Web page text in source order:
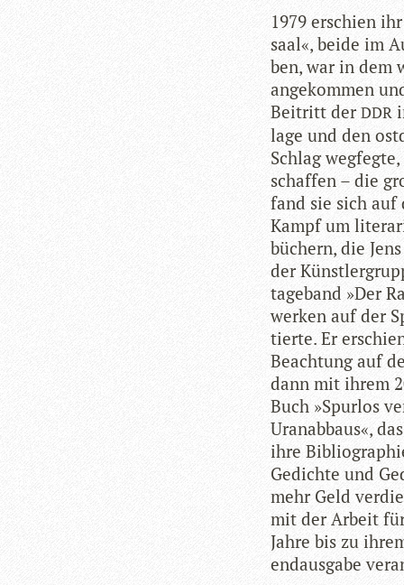
1979 erschien
saal«, beide im
ben, war in dem
ange­kom­men
Bei­tritt derDDR
lage und den
Schlag
schaf­fen – die
fand sie sich auf
Kampf um
bü­chern, die
der
ta­ge­band »Der
wer­ken auf der
tierte. Er
Beach­tung auf
dann mit ihrem
Buch »Spur­los
Uran­ab­baus«,
ihre
Gedichte und
mehr Geld
mit der Arbeit
Jahre bis zu
end­aus­gabe